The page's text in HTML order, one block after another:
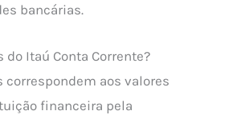
bancárias.
do Itaú Conta Corrente?
correspondem aos valores
financeira pela